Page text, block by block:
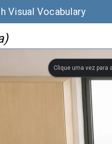
Visual Vocabulary
Clique uma vez para